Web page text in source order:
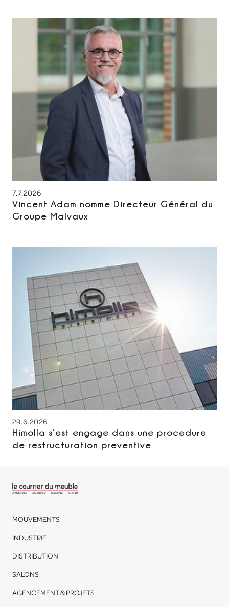
7.7.2026
Vincent Adam nomme Directeur Général du
Groupe Malvaux
29.6.2026
Himolla s’est engage dans une procedure
de restructuration preventive
MOUVEMENTS
INDUSTRIE
DISTRIBUTION
SALONS
AGENCEMENT & PROJETS